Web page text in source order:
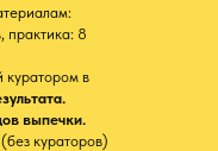
практика: 8
в
выпечки.
кураторов)